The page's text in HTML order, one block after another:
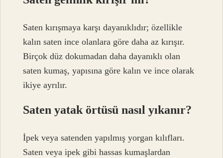
Saten kırışmaya karşı dayanıklıdır; özellikle
kalın saten ince olanlara göre daha az kırışır.
Birçok düz dokumadan daha dayanıklı olan
saten kumaş, yapısına göre kalın ve ince olarak
ikiye ayrılır.
Saten yatak örtüsü nasıl yıkanır?
İpek veya satenden yapılmış yorgan kılıfları.
Saten veya ipek gibi hassas kumaşlardan